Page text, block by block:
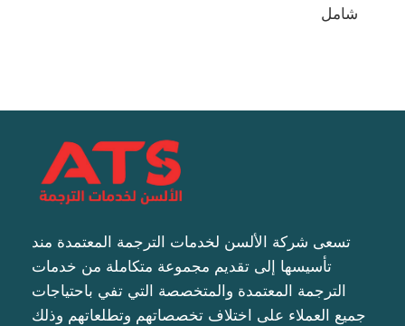
شامل
تسعى شركة الألسن لخدمات الترجمة المعتمدة مند
تأسيسها إلى تقديم مجموعة متكاملة من خدمات
الترجمة المعتمدة والمتخصصة التي تفي باحتياجات
جميع العملاء على اختلاف تخصصاتهم وتطلعاتهم وذلك